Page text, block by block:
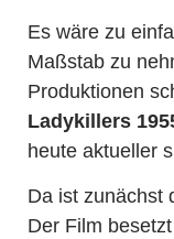
Es wäre zu
Maßstab zu
Produktionen
Ladykillers
heute aktueller
Da ist zunächst
Der Film